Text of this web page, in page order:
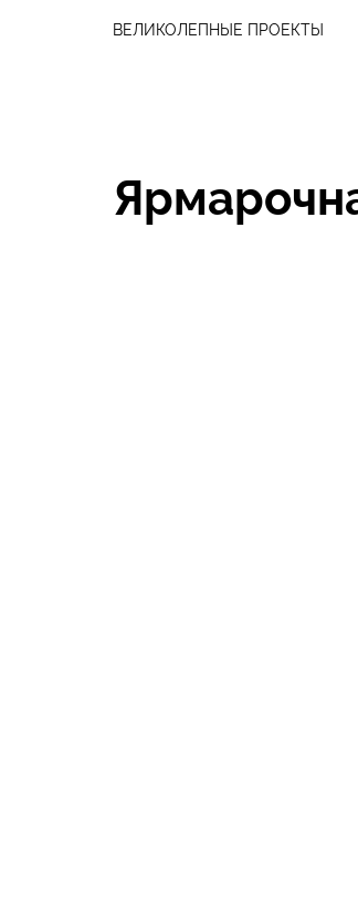
ВЕЛИКОЛЕПНЫЕ ПРОЕКТЫ